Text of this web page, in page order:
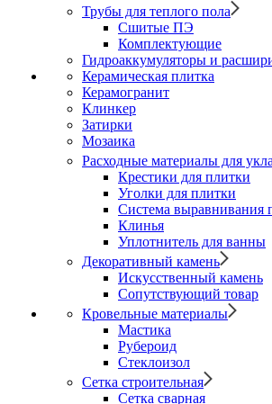
Трубы для теплого пола
Сшитые ПЭ
Комплектующие
Гидроаккумуляторы и
Керамическая плитка
Керамогранит
Клинкер
Затирки
Мозаика
Расходные материалы для
Крестики для плитки
Уголки для плитки
Система выравнивания
Клинья
Уплотнитель для ванны
Декоративный камень
Искусственный камень
Сопутствующий товар
Кровельные материалы
Мастика
Рубероид
Стеклоизол
Сетка строительная
Сетка сварная